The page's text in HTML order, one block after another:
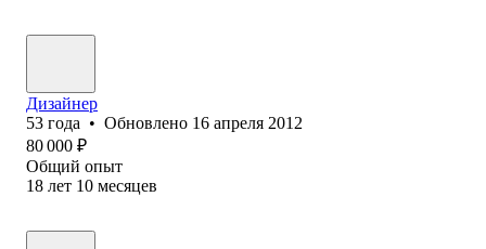
Дизайнер
53 года • Обновлено 16 апреля 2012
80 000 ₽
Общий опыт
18 лет 10 месяцев